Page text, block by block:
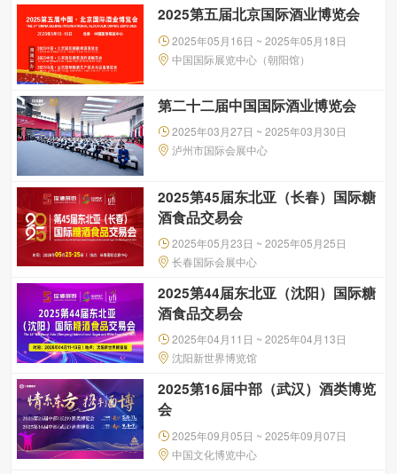
2025第五届北京国际酒业博览会
2025年05月16日 ~ 2025年05月18日
中国国际展览中心（朝阳馆）
第二十二届中国国际酒业博览会
2025年03月27日 ~ 2025年03月30日
泸州市国际会展中心
2025第45届东北亚（长春）国际糖
酒食品交易会
2025年05月23日 ~ 2025年05月25日
长春国际会展中心
2025第44届东北亚（沈阳）国际糖
酒食品交易会
2025年04月11日 ~ 2025年04月13日
沈阳新世界博览馆
2025第16届中部（武汉）酒类博览
会
2025年09月05日 ~ 2025年09月07日
中国文化博览中心